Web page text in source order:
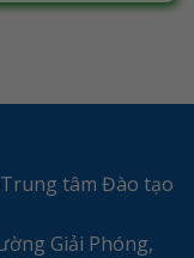
tâm Đào tạo
Giải Phóng,